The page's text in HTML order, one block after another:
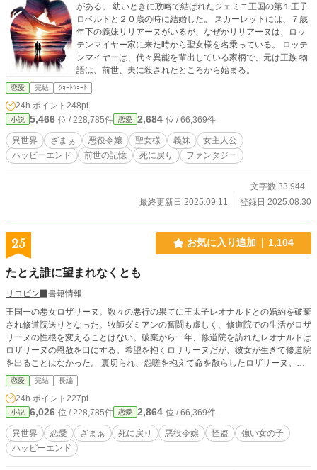
がある。 幼いときに政略で結ばれたジェミニ王国の第１王子
ロベルトと２０歳の時に結婚した。 スカーレットには、７歳
年下の義妹リリアーヌがいるが、なぜかリリアーヌは、ロッ
テンマイヤー家に来た時から聖女様を名乗っている。 ロッテ
ンマイヤーは、代々異能を輩出している家柄で、元は王族 物
語は、前世、夫に殺されたところから始まる。
恋愛 完結 ｼｮｰﾄｼｮｰﾄ
24h.ポイント 248pt
小説 5,466 位 / 228,785件 恋愛 2,684 位 / 66,369件
異世界 ざまぁ 悪役令嬢 聖女様 義妹
女主人公
ハッピーエンド
前世の記憶 死に戻り ファンタジー
文字数 33,944
最終更新日 2025.09.11
登録日 2025.08.30
25 お気に入り追加 1,104
たとえ誰に望まれなくとも
リコピン
書籍情報
王国一の悪女ロザリーヌ。数々の悪行の果てに王太子レオナルドとの婚約を破棄
され修道院送りとなった。牧師ダミアンの奮闘も虚しく、修道院での生活がロザ
リーヌの性根を変えることはない。破棄から一年、修道院を訪れたレオナルドは
ロザリーヌの恩赦を口にする。希望を抱くロザリーヌだが、彼女が生きて修道院
を出ることはなかった。 裏切られ、怨嗟を抱えて命を散らしたロザリーヌ。時
を巻き戻った彼女は、復讐の炎を胸にもう一度人生を切り開く。今度は――今度
恋愛 完結 長編
24h.ポイント 227pt
小説 6,026 位 / 228,785件 恋愛 2,864 位 / 66,369件
異世界 恋愛 ざまぁ 死に戻り 悪役令嬢 怪盗
強い女の子
ハッピーエンド